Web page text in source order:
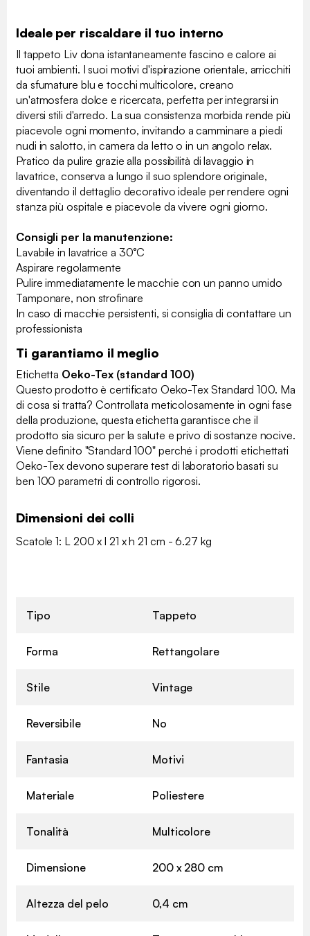
Ideale per riscaldare il tuo interno
Il tappeto Liv dona istantaneamente fascino e calore ai
tuoi ambienti. I suoi motivi d'ispirazione orientale, arricchiti
da sfumature blu e tocchi multicolore, creano
un'atmosfera dolce e ricercata, perfetta per integrarsi in
diversi stili d'arredo. La sua consistenza morbida rende più
piacevole ogni momento, invitando a camminare a piedi
nudi in salotto, in camera da letto o in un angolo relax.
Pratico da pulire grazie alla possibilità di lavaggio in
lavatrice, conserva a lungo il suo splendore originale,
diventando il dettaglio decorativo ideale per rendere ogni
stanza più ospitale e piacevole da vivere ogni giorno.
Consigli per la manutenzione:
Lavabile in lavatrice a 30°C
Aspirare regolarmente
Pulire immediatamente le macchie con un panno umido
Tamponare, non strofinare
In caso di macchie persistenti, si consiglia di contattare un
professionista
Ti garantiamo il meglio
Etichetta Oeko-Tex (standard 100)
Questo prodotto è certificato Oeko-Tex Standard 100. Ma
di cosa si tratta? Controllata meticolosamente in ogni fase
della produzione, questa etichetta garantisce che il
prodotto sia sicuro per la salute e privo di sostanze nocive.
Viene definito "Standard 100" perché i prodotti etichettati
Oeko-Tex devono superare test di laboratorio basati su
ben 100 parametri di controllo rigorosi.
Dimensioni dei colli
Scatole 1: L 200 x l 21 x h 21 cm - 6.27 kg
Tipo Tappeto
Forma Rettangolare
Stile Vintage
Reversibile No
Fantasia Motivi
Materiale Poliestere
Tonalità Multicolore
Dimensione 200 x 280 cm
Altezza del pelo 0,4 cm